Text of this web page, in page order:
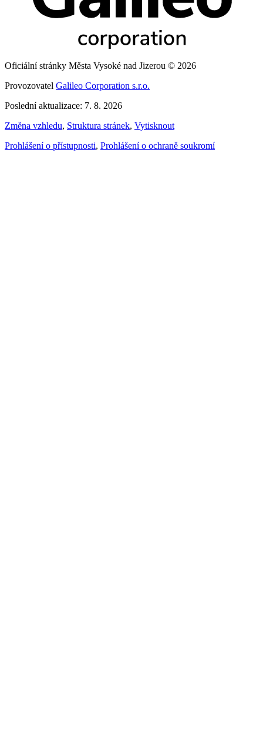
Oficiální stránky Města Vysoké nad Jizerou © 2026
Provozovatel Galileo Corporation s.r.o.
Poslední aktualizace: 7. 8. 2026
Změna vzhledu, Struktura stránek, Vytisknout
Prohlášení o přístupnosti, Prohlášení o ochraně soukromí